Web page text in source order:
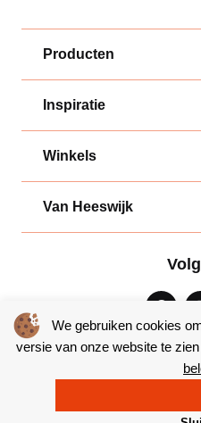
We gebruiken cookies
versie van onze website te
Producten
Inspiratie
Winkels
Van Heeswijk
© Copyright 2026 – Bakkerij van